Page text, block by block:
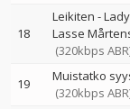
18
Leikiten -
Lasse
(320kbps
19 Muistatko
(320kbps